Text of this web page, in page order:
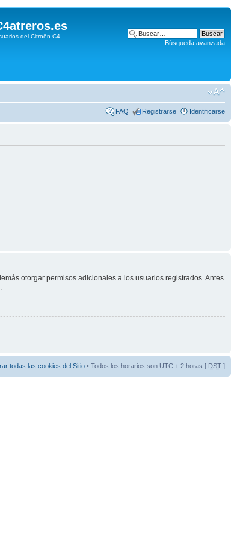
Búsqueda avanzada
del Citroën C4
FAQ Registrarse Identificarse
otorgar permisos adicionales a los usuarios registrados. Antes
todas las cookies del Sitio • Todos los horarios son UTC + 2 horas [ DST ]